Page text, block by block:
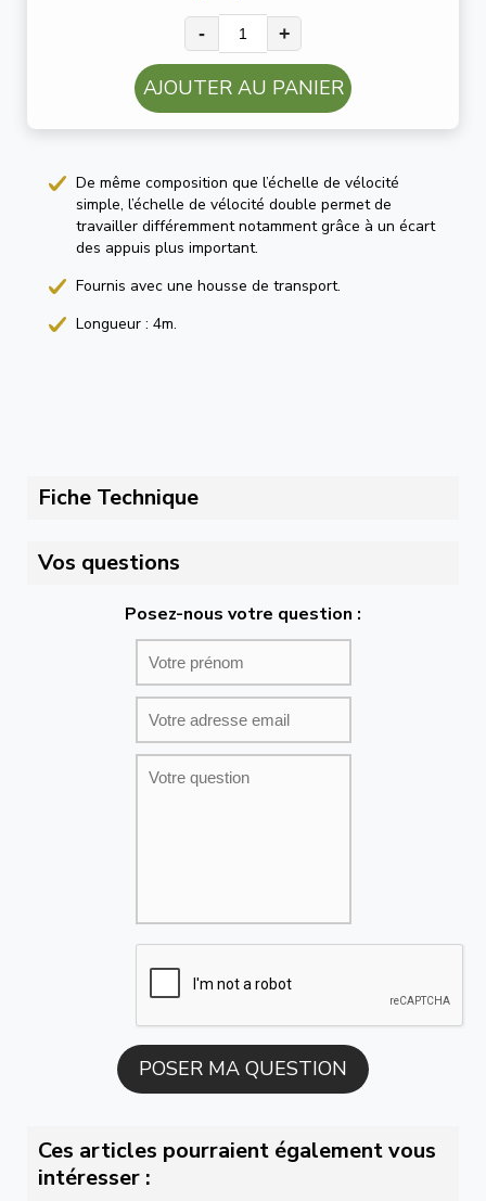
- +
AJOUTER AU PANIER
De même composition que l’échelle de vélocité
simple, l’échelle de vélocité double permet de
travailler différemment notamment grâce à un écart
des appuis plus important.
Fournis avec une housse de transport.
Longueur : 4m.
Fiche Technique
Vos questions
Posez-nous votre question :
Ces articles pourraient également vous
intéresser :